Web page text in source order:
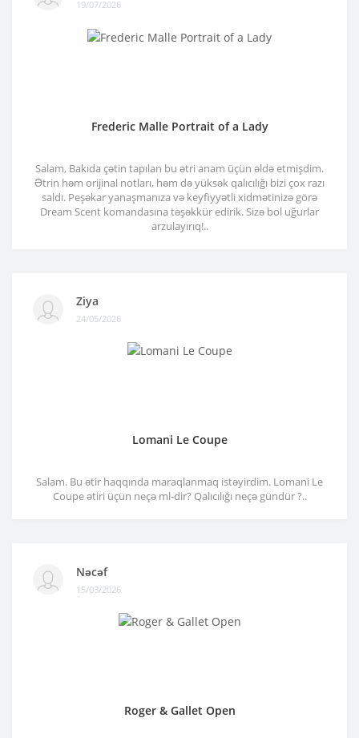
19/07/2026
Frederic Malle Portrait of a Lady
Salam, Bakıda çətin tapılan bu ətri anam üçün əldə etmişdim.
Ətrin həm orijinal notları, həm də yüksək qalıcılığı bizi çox razı
saldı. Peşəkar yanaşmanıza və keyfiyyətli xidmətinizə görə
Dream Scent komandasına təşəkkür edirik. Sizə bol uğurlar
arzulayırıq!..
Ziya
24/05/2026
Lomani Le Coupe
Salam. Bu ətir haqqında maraqlanmaq istəyirdim. Lomani Le
Coupe ətiri üçün neçə ml-dir? Qalıcılığı neçə gündür ?..
Nəcəf
15/03/2026
Roger & Gallet Open